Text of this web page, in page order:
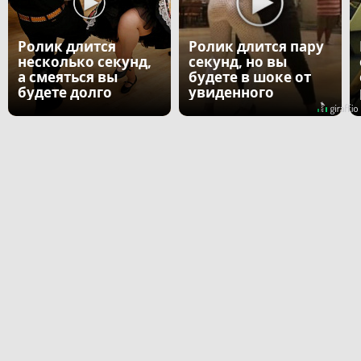
Ролик длится
несколько секунд,
а смеяться вы
будете долго
Ролик длится пару
секунд, но вы
будете в шоке от
увиденного